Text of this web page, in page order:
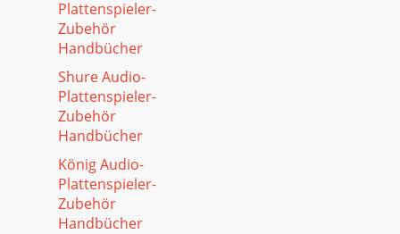
Plattenspieler-
Zubehör
Handbücher
Shure Audio-
Plattenspieler-
Zubehör
Handbücher
König Audio-
Plattenspieler-
Zubehör
Handbücher